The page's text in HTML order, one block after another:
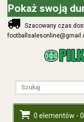
Pokaż swoją
Szacowany czas
0 elementów -